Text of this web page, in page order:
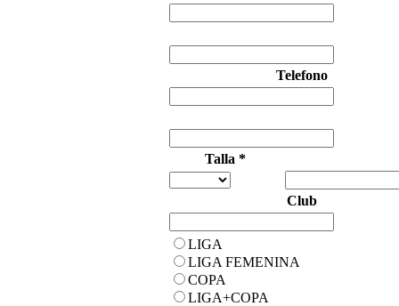
Telefono
Talla *
Club
LIGA
LIGA FEMENINA
COPA
LIGA+COPA